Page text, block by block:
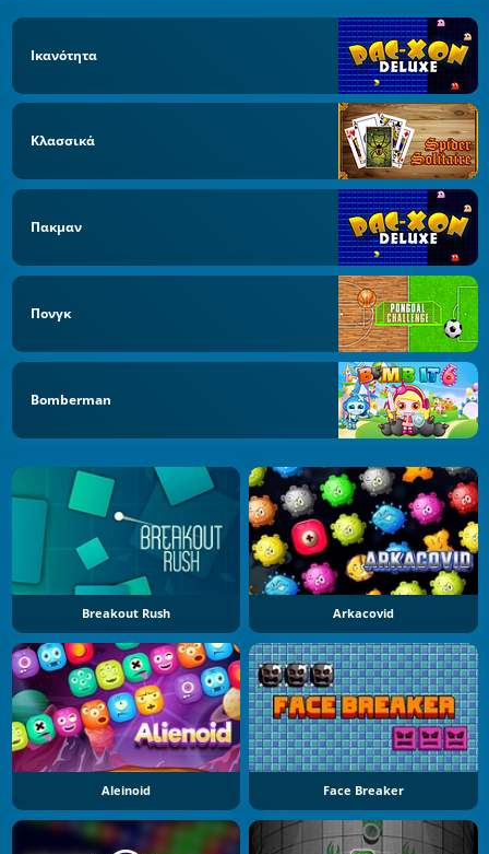
Ικανότητα
Κλασσικά
Πακμαν
Πονγκ
Bomberman
Breakout Rush Arkacovid
Aleinoid Face Breaker